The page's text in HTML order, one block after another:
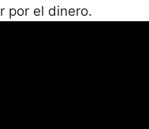
por el dinero.